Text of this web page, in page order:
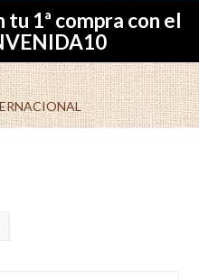
1ª compra con el